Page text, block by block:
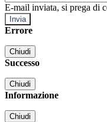
E-mail inviata, si prega di
Errore
Chiudi
Successo
Chiudi
Informazione
Chiudi